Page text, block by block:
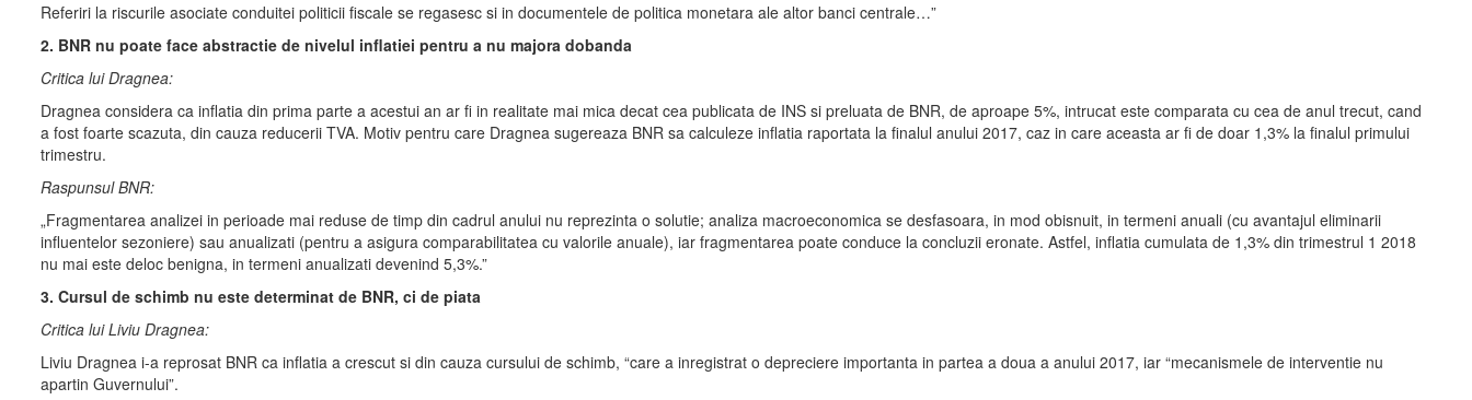
Referiri la riscurile asociate conduitei politicii fiscale se regasesc si in documentele de politica monetara ale altor banci centrale…”
2. BNR nu poate face abstractie de nivelul inflatiei pentru a nu majora dobanda
Critica lui Dragnea:
Dragnea considera ca inflatia din prima parte a acestui an ar fi in realitate mai mica decat cea publicata de INS si preluata de BNR, de aproape 5%, intrucat este comparata cu cea de anul trecut, cand
a fost foarte scazuta, din cauza reducerii TVA. Motiv pentru care Dragnea sugereaza BNR sa calculeze inflatia raportata la finalul anului 2017, caz in care aceasta ar fi de doar 1,3% la finalul primului
trimestru.
Raspunsul BNR:
„Fragmentarea analizei in perioade mai reduse de timp din cadrul anului nu reprezinta o solutie; analiza macroeconomica se desfasoara, in mod obisnuit, in termeni anuali (cu avantajul eliminarii
influentelor sezoniere) sau anualizati (pentru a asigura comparabilitatea cu valorile anuale), iar fragmentarea poate conduce la concluzii eronate. Astfel, inflatia cumulata de 1,3% din trimestrul 1 2018
nu mai este deloc benigna, in termeni anualizati devenind 5,3%.”
3. Cursul de schimb nu este determinat de BNR, ci de piata
Critica lui Liviu Dragnea:
Liviu Dragnea i-a reprosat BNR ca inflatia a crescut si din cauza cursului de schimb, “care a inregistrat o depreciere importanta in partea a doua a anului 2017, iar “mecanismele de interventie nu
apartin Guvernului”.